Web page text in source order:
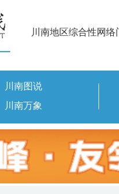
川南地区综合性网络
川南图说
川南万象